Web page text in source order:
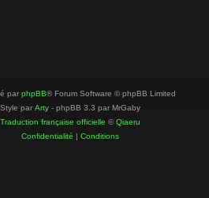
par phpBB® Forum Software © phpBB Limited
Style par Arty - phpBB 3.3 par MrGaby
Traduction française officielle ©Qiaeru
Confidentialité | Conditions